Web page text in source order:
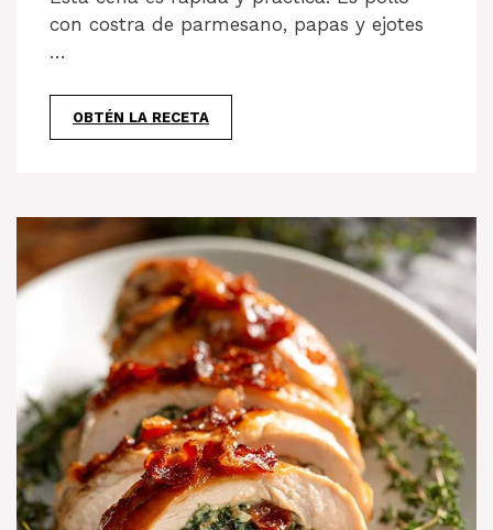
con costra de parmesano, papas y ejotes
…
OBTÉN LA RECETA